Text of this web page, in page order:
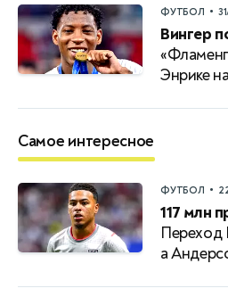
ФУТБОЛ •
Вингер
Энрике
Самое интересное
ФУТБОЛ •
117 млн
Переход
а